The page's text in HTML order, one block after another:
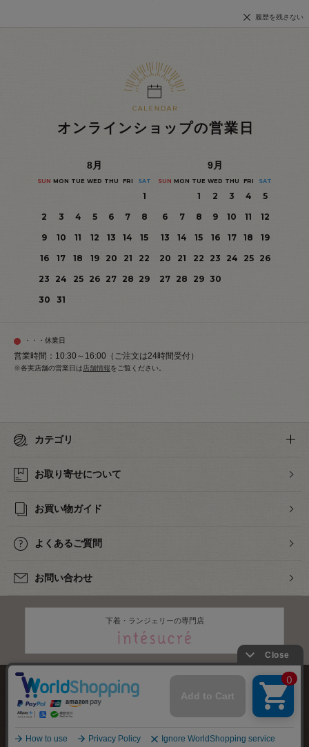
履歴を残さない
オンラインショップの営業日
8月
SUN MON TUE WED THU FRI SAT
1
2
3 4 5 6 7
8
9
10 11 12 13 14
15
16
17 18 19 20 21
22
23
24 25 26 27 28 29
30
31
9月
SUN MON TUE WED THU FRI SAT
1 2 3 4
5
6
7 8 9 10 11
12
13
14 15 16 17 18
19
20
21 22 23 24 25
26
27 28 29 30
・・・休業日
営業時間：10:30～16:00（ご注文は24時間受付）
※各実店舗の営業日は店舗情報をご覧ください。
カテゴリ
お取り寄せについて
お買い物ガイド
よくあるご質問
お問い合わせ
下着・ランジェリーの専門店
株式会社オカダヤ
特定商取引法に基づく表記 プライバシーポリシー サイトマップ